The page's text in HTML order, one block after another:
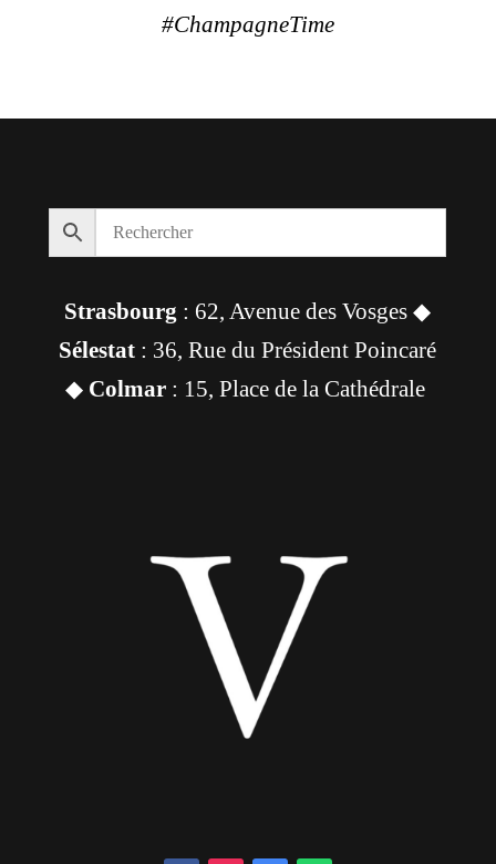
#ChampagneTime
Strasbourg : 62, Avenue des Vosges ◆
Sélestat : 36, Rue du Président Poincaré
◆ Colmar: 15, Place de la Cathédrale